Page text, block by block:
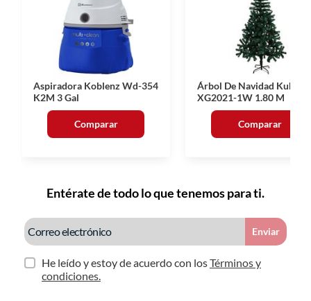
Aspiradora Koblenz Wd-354
K2M 3 Gal
Comparar
Árbol De Navidad Kuk
XG2021-1W 1.80 M
Comparar
Entérate de todo lo que tenemos para ti.
Enviar
He leído y estoy de acuerdo con losTérminos y
condiciones.